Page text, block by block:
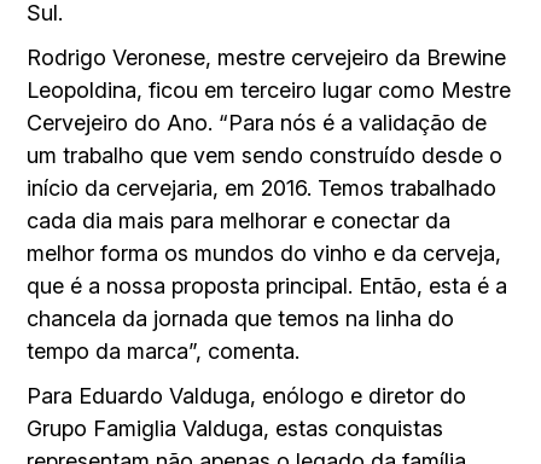
Sul.
Rodrigo Veronese, mestre cervejeiro da Brewine
Leopoldina, ficou em terceiro lugar como Mestre
Cervejeiro do Ano. “Para nós é a validação de
um trabalho que vem sendo construído desde o
início da cervejaria, em 2016. Temos trabalhado
cada dia mais para melhorar e conectar da
melhor forma os mundos do vinho e da cerveja,
que é a nossa proposta principal. Então, esta é a
chancela da jornada que temos na linha do
tempo da marca”, comenta.
Para Eduardo Valduga, enólogo e diretor do
Grupo Famiglia Valduga, estas conquistas